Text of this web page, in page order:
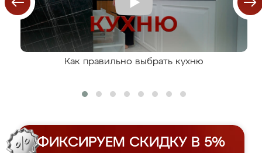
Как правильно выбрать кухню
ФИКСИРУЕМ СКИДКУ В 5%